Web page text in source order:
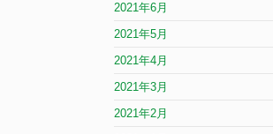
2021年6月
2021年5月
2021年4月
2021年3月
2021年2月